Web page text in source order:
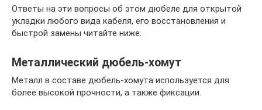
Ответы на эти вопросы об этом дюбеле для открытой
укладки любого вида кабеля, его восстановления и
быстрой замены читайте ниже.
Металлический дюбель-хомут
Металл в составе дюбель-хомута используется для
более высокой прочности, а также фиксации.